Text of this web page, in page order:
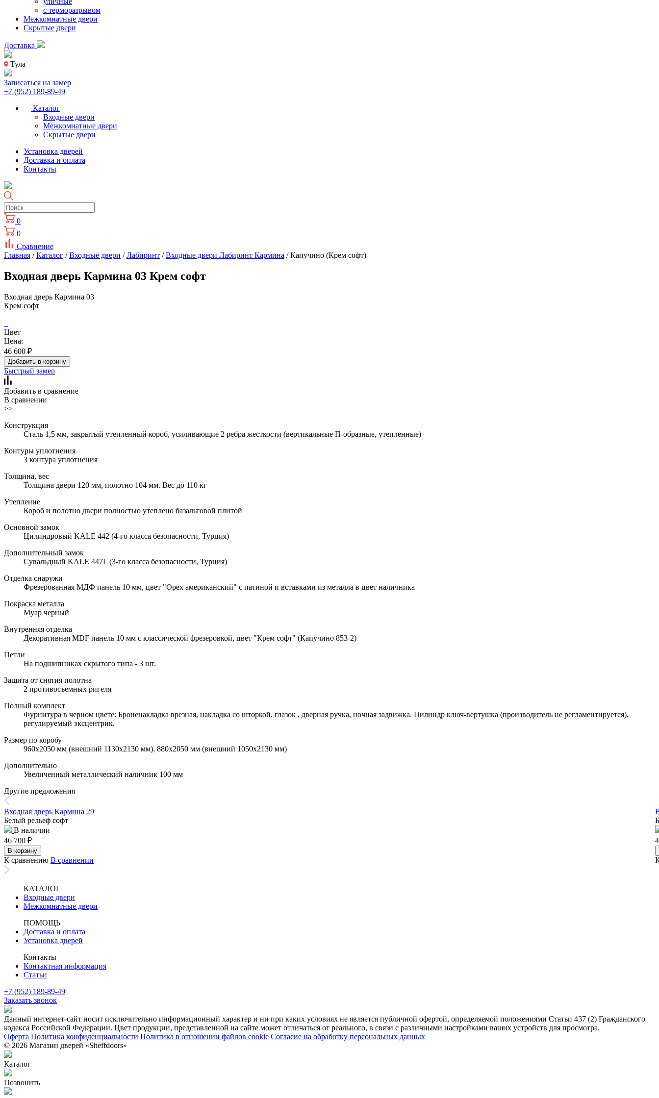
с терморазрывом
Межкомнатные двери
Скрытые двери
Доставка
Тула
Записаться на замер
+7 (952) 189-89-49
Каталог
Входные двери
Межкомнатные двери
Скрытые двери
Установка дверей
Доставка и оплата
Контакты
0
0
Сравнение
Главная /Каталог /Входные двери /Лабиринт /Входные двери Лабиринт Кармина / Капучино (Крем софт)
Входная дверь Кармина 03 Крем софт
Входная дверь Кармина 03
Крем софт
Цвет
Цена:
46 600 ₽
Добавить в корзину
Быстрый замер
Добавить в сравнение
В сравнении
>>
Конструкция
Сталь 1,5 мм, закрытый утепленный короб, усиливающие 2 ребра жесткости (вертикальные П-образные, утепленные)
Контуры уплотнения
3 контура уплотнения
Толщина, вес
Толщина двери 120 мм, полотно 104 мм. Вес до 110 кг
Утепление
Короб и полотно двери полностью утеплено базальтовой плитой
Основной замок
Цилиндровый KALE 442 (4-го класса безопасности, Турция)
Дополнительный замок
Сувальдный KALE 447L (3-го класса безопасности, Турция)
Отделка снаружи
Фрезерованная МДФ панель 10 мм, цвет "Орех американский" с патиной и вставками из металла в цвет наличника
Покраска металла
Муар черный
Внутренняя отделка
Декоративная MDF панель 10 мм с классической фрезеровкой, цвет "Крем софт" (Капучино 853-2)
Петли
На подшипниках скрытого типа - 3 шт.
Защита от снятия полотна
2 противосъемных ригеля
Полный комплект
Фурнитура в черном цвете: Броненакладка врезная, накладка со шторкой, глазок , дверная ручка, ночная задвижка. Цилиндр ключ-вертушка (производитель не регламентируется),
регулируемый эксцентрик.
Размер по коробу
960х2050 мм (внешний 1130х2130 мм), 880х2050 мм (внешний 1050х2130 мм)
Дополнительно
Увеличенный металлический наличник 100 мм
Другие предложения
Входная дверь Кармина 29
Белый рельеф софт
В наличии
46 700 ₽
В корзину
К сравнению В сравнении
КАТАЛОГ
Входные двери
Межкомнатные двери
ПОМОЩЬ
Доставка и оплата
Установка дверей
Контакты
Контактная информация
Статьи
+7 (952) 189-89-49
Заказать звонок
Данный интернет-сайт носит исключительно информационный характер и ни при каких условиях не является публичной офертой, определяемой положениями Статьи 437 (2) Гражданского
кодекса Российской Федерации. Цвет продукции, представленной на сайте может отличаться от реального, в связи с различными настройками ваших устройств для просмотра.
Оферта Политика конфиденциальности Политика в отношении файлов cookie Согласие на обработку персональных данных
© 2026 Магазин дверей «Sheffdoors»
Каталог
Позвонить